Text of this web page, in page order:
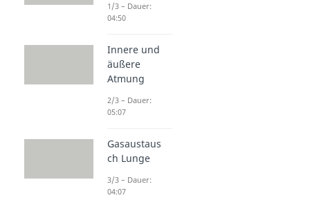
1/3 – Dauer:
04:50
Innere und
äußere
Atmung
2/3 – Dauer:
05:07
Gasaustaus
ch Lunge
3/3 – Dauer:
04:07